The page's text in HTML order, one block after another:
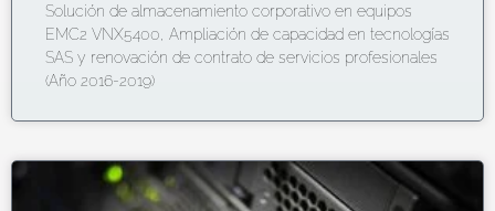
Solución de almacenamiento corporativo en equipos
EMC2 VNX5400, Ampliación de capacidad en tecnologías
SAS y renovación de contrato de servicios profesionales
(Año 2016-2019)